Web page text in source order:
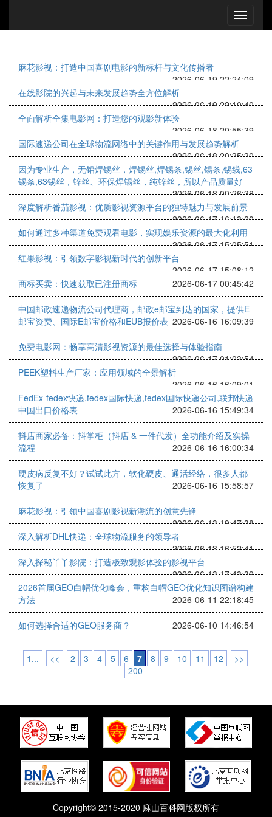
麻花影视：打造中国喜剧电影的新标杆与文化传播者
2026-06-19 22:24:09
在线影院的兴起与未来发展趋势全方位解析
2026-06-19 22:10:40
全面解析全集电影网：打造您的观影新体验
2026-06-18 20:55:39
国际速递公司在全球物流网络中的关键作用与发展趋势解析
2026-06-18 20:35:30
因为专业生产，无铅焊锡丝，焊锡丝,焊锡条,锡丝,锡条,锡线,63
锡条,63锡丝，锌丝、环保焊锡丝，纯锌丝，所以产品质量好
2026-06-18 00:26:38
深度解析番茄影视：优质影视资源平台的独特魅力与发展前景
2026-06-17 16:13:20
如何通过多种渠道免费观看电影，实现娱乐资源的最大化利用
2026-06-17 15:05:51
红果影视：引领数字影视新时代的创新平台
2026-06-17 15:08:12
商标买卖：快速获取已注册商标
2026-06-17 00:45:42
中国邮政速递物流公司代理商，邮政e邮宝到达的国家，提供E
邮宝资费、国际E邮宝价格和EUB报价表 2026-06-16 16:09:39
免费电影网：畅享高清影视资源的最佳选择与体验指南
2026-06-17 01:03:54
PEEK塑料生产厂家：应用领域的全景解析
2026-06-16 16:09:01
FedEx-fedex快递,fedex国际快递,fedex国际快递公司,联邦快递
中国出口价格表
2026-06-16 15:49:34
抖店商家必备：抖掌柜（抖店 & 一件代发）全功能介绍及实操
流程
2026-06-16 16:00:34
硬皮病反复不好？试试此方，软化硬皮、通活经络，很多人都
恢复了
2026-06-16 15:58:57
麻花影视：引领中国喜剧影视新潮流的创意先锋
2026-06-13 19:47:38
深入解析DHL快递：全球物流服务的领导者
2026-06-13 16:52:41
深入探秘丫丫影院：打造极致观影体验的影视平台
2026-06-13 17:43:39
2026首届GEO白帽优化峰会，重构白帽GEO优化知识图谱构建
方法
2026-06-11 22:18:45
如何选择合适的GEO服务商？ 2026-06-10 14:46:54
1... << 2 3 4 5 6 7 8 9 10 11 12
>>
200
Copyright© 2015-2020 麻山百科网版权所有